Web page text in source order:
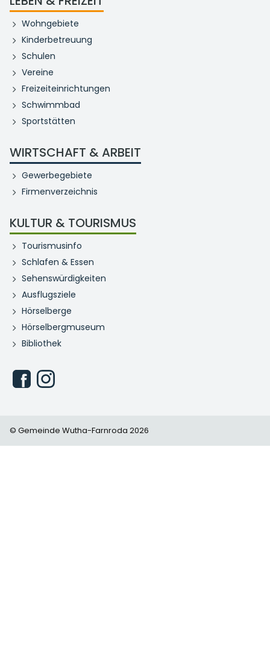
Wohngebiete
Kinderbetreuung
Schulen
Vereine
Freizeiteinrichtungen
Schwimmbad
Sportstätten
WIRTSCHAFT & ARBEIT
Gewerbegebiete
Firmenverzeichnis
KULTUR & TOURISMUS
Tourismusinfo
Schlafen & Essen
Sehenswürdigkeiten
Ausflugsziele
Hörselberge
Hörselbergmuseum
Bibliothek
© Gemeinde Wutha-Farnroda 2026